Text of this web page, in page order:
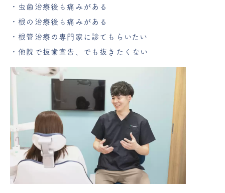
・虫歯治療後も痛みがある
・根の治療後も痛みがある
・根管治療の専門家に診てもらいたい
・他院で抜歯宣告、でも抜きたくない